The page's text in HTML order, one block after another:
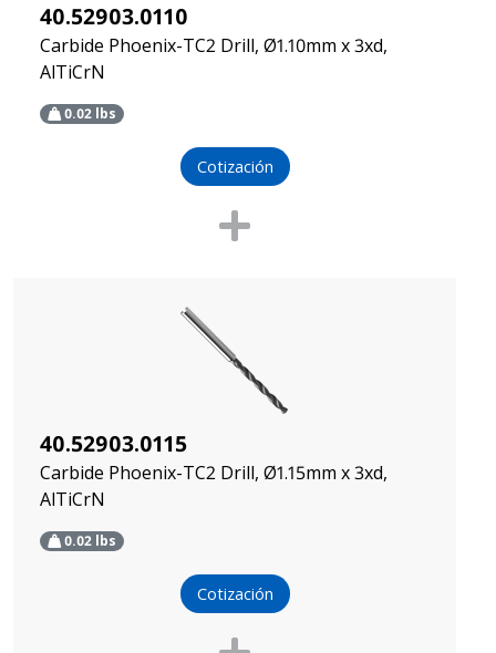
40.52903.0110
Carbide Phoenix-TC2 Drill, Ø1.10mm x 3xd,
AlTiCrN
0.02 lbs
Cotización
40.52903.0115
Carbide Phoenix-TC2 Drill, Ø1.15mm x 3xd,
AlTiCrN
0.02 lbs
Cotización